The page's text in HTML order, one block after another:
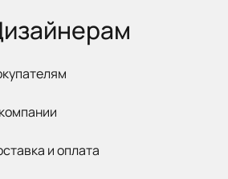
и оплата